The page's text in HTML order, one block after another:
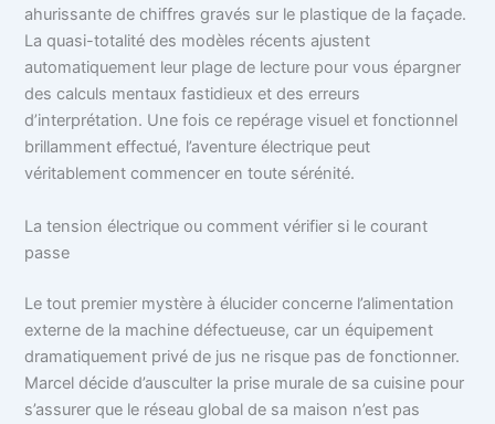
ahurissante de chiffres gravés sur le plastique de la façade.
La quasi-totalité des modèles récents ajustent
automatiquement leur plage de lecture pour vous épargner
des calculs mentaux fastidieux et des erreurs
d’interprétation. Une fois ce repérage visuel et fonctionnel
brillamment effectué, l’aventure électrique peut
véritablement commencer en toute sérénité.
La tension électrique ou comment vérifier si le courant
passe
Le tout premier mystère à élucider concerne l’alimentation
externe de la machine défectueuse, car un équipement
dramatiquement privé de jus ne risque pas de fonctionner.
Marcel décide d’ausculter la prise murale de sa cuisine pour
s’assurer que le réseau global de sa maison n’est pas